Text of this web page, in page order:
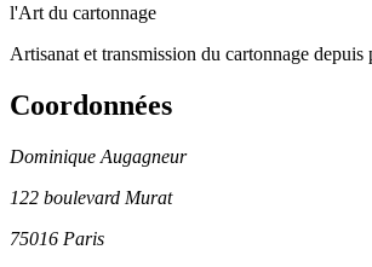
l'Art du cartonnage
Artisanat et transmission du cartonnage depuis
Coordonnées
Dominique Augagneur
122 boulevard Murat
75016 Paris